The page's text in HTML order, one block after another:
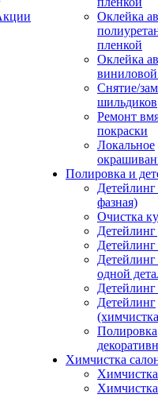
Оклейка
пленкой
Оклейка
Снятие/
шильдиков
Ремонт
покраски
Локальное
Полировка и
фазная)
Очистка
Детейлинг
одной
Детейлинг
Полировка
Химчистка